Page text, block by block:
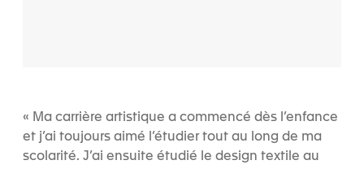
« Ma carrière artistique a commencé dès l’enfance
et j’ai toujours aimé l’étudier tout au long de ma
scolarité. J’ai ensuite étudié le design textile au